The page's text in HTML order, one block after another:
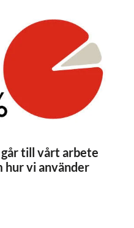
går till vårt arbete
hur vi använder